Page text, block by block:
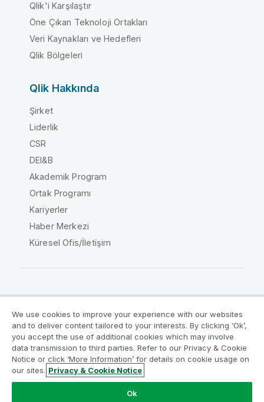
Qlik'i Karşılaştır
Öne Çıkan Teknoloji Ortakları
Veri Kaynakları ve Hedefleri
Qlik Bölgeleri
Qlik Hakkında
Şirket
Liderlik
CSR
DEI&B
Akademik Program
Ortak Programı
Kariyerler
Haber Merkezi
Küresel Ofis/İletişim
Yasal sözleşmeler
Ürün Koşulları
Legal Policies
Legal Policies
Kullanım koşulları
Ticari markalar
Do Not Share My Info
Telif Hakkı © 1993-2026 QlikTech International AB. Tüm
We use cookies to improve your experience with our websites
and to deliver content tailored to your interests. By clicking ‘Ok’,
you accept the use of additional cookies which may involve
data transmission to third parties. Refer to our Privacy & Cookie
Notice or click ‘More Information’ for details on cookie usage on
our sites. Privacy & Cookie Notice
Ok